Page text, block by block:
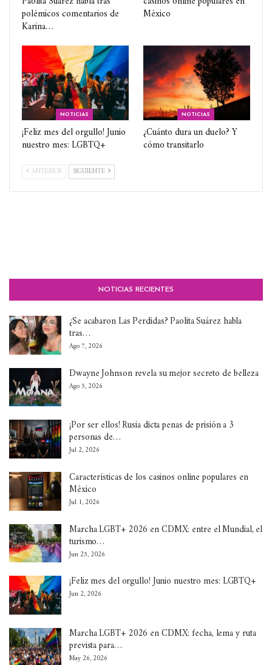
polémicos comentarios de
Karina…
México
NOTICIAS
¡Feliz mes del orgullo! Junio
nuestro mes: LGBTQ+
NOTICIAS
¿Cuánto dura un duelo? Y
cómo transitarlo
ANTERIOR SIGUIENTE
NOTICIAS RECIENTES
¿Se acabaron Las Perdidas? Paolita Suárez habla
tras…
Ago 7, 2026
Dwayne Johnson revela su mejor secreto de belleza
Ago 5, 2026
¡Por ser ellos! Rusia dicta penas de prisión a 3
personas de…
Jul 2, 2026
Características de los casinos online populares en
México
Jul 1, 2026
Marcha LGBT+ 2026 en CDMX: entre el Mundial, el
turismo…
Jun 25, 2026
¡Feliz mes del orgullo! Junio nuestro mes: LGBTQ+
Jun 2, 2026
Marcha LGBT+ 2026 en CDMX: fecha, lema y ruta
prevista para…
May 26, 2026